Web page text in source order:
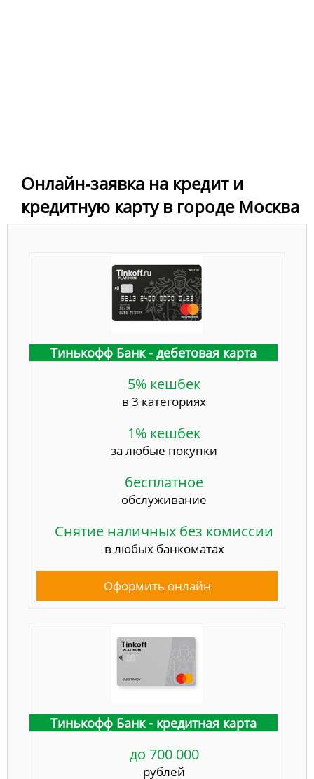
Онлайн-заявка на кредит и
кредитную карту в городе Москва
Тинькофф Банк - дебетовая карта
5% кешбек
в 3 категориях
1% кешбек
за любые покупки
бесплатное
обслуживание
Снятие наличных без комиссии
в любых банкоматах
Оформить онлайн
Тинькофф Банк - кредитная карта
до 700 000
рублей